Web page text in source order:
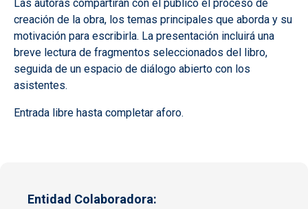
Las autoras compartirán con el público el proceso de
creación de la obra, los temas principales que aborda y su
motivación para escribirla. La presentación incluirá una
breve lectura de fragmentos seleccionados del libro,
seguida de un espacio de diálogo abierto con los
asistentes.
Entrada libre hasta completar aforo.
Entidad Colaboradora